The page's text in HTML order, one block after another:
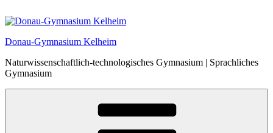
Inhalt
Donau-Gymnasium Kelheim
Naturwissenschaftlich-technologisches Gymnasium | Sprachliches
Gymnasium